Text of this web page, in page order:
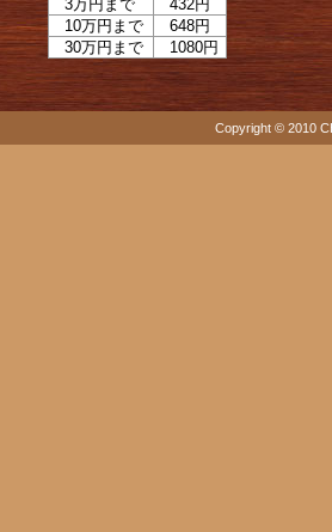
3万円まで
432円
10万円まで
648円
30万円まで
1080円
Copyright © 2010